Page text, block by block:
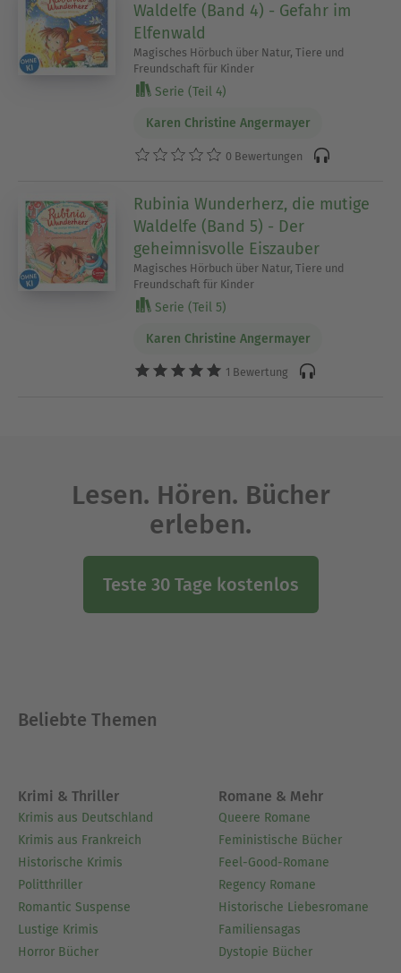
Waldelfe (Band 4) - Gefahr im
Elfenwald
Magisches Hörbuch über Natur, Tiere und
Freundschaft für Kinder
Serie (Teil 4)
Karen Christine Angermayer
0 Bewertungen
Rubinia Wunderherz, die mutige
Waldelfe (Band 5) - Der
geheimnisvolle Eiszauber
Magisches Hörbuch über Natur, Tiere und
Freundschaft für Kinder
Serie (Teil 5)
Karen Christine Angermayer
1 Bewertung
Lesen. Hören. Bücher
erleben.
Teste 30 Tage kostenlos
Beliebte Themen
Krimi & Thriller
Krimis aus Deutschland
Krimis aus Frankreich
Historische Krimis
Politthriller
Romantic Suspense
Lustige Krimis
Horror Bücher
Romane & Mehr
Queere Romane
Feministische Bücher
Feel-Good-Romane
Regency Romane
Historische Liebesromane
Familiensagas
Dystopie Bücher